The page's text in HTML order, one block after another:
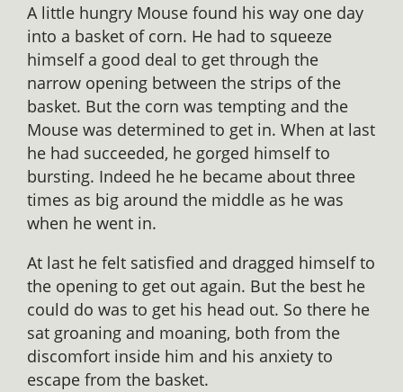
A little hungry Mouse found his way one day
into a basket of corn. He had to squeeze
himself a good deal to get through the
narrow opening between the strips of the
basket. But the corn was tempting and the
Mouse was determined to get in. When at last
he had succeeded, he gorged himself to
bursting. Indeed he he became about three
times as big around the middle as he was
when he went in.
At last he felt satisfied and dragged himself to
the opening to get out again. But the best he
could do was to get his head out. So there he
sat groaning and moaning, both from the
discomfort inside him and his anxiety to
escape from the basket.